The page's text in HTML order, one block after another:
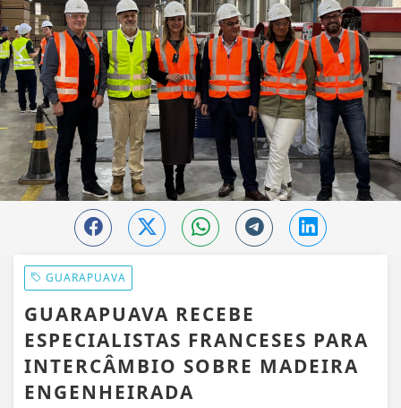
GUARAPUAVA
GUARAPUAVA RECEBE
ESPECIALISTAS FRANCESES PARA
INTERCÂMBIO SOBRE MADEIRA
ENGENHEIRADA